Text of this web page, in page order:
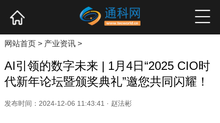
产业资讯 企业新品 高端访谈
网站首页> 产业资讯>
AI引领的数字未来 | 1月4日“2025 CIO时
代新年论坛暨颁奖典礼”邀您共同闪耀！
发布时间：2024-12-06 11:43:41 · 赵法彬